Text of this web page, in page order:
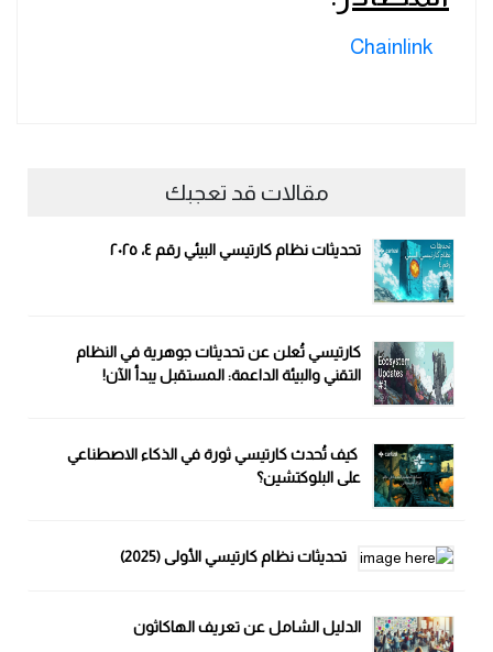
Chainlink
مقالات قد تعجبك
تحديثات نظام كارتيسي البيئي رقم ٤، ٢٠٢٥
كارتيسي تُعلن عن تحديثات جوهرية في النظام
التقني والبيئة الداعمة: المستقبل يبدأ الآن!
كيف تُحدث كارتيسي ثورة في الذكاء الاصطناعي
على البلوكتشين؟
تحديثات نظام كارتيسي الأولى (2025)
الدليل الشامل عن تعريف الهاكاثون